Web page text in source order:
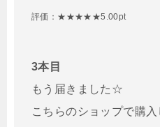
評価：★★★★★5.00pt
3本目
もう届きました☆
こちらのショップで購